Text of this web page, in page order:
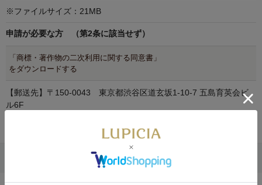
なります。
■第２条（申請が不要の場合）
よる利用内容が、以下の条件にすべてあてはまる場合、個別の利
用許諾なしにこれを認めます。
(１)個人及び同人サークルと呼称して差し支えのない規模の法人
格のない団体が利用する場合（団体登録の有無に限らず、個人や
弊社は直ちに法的措置を行います）
営利を目的としないこと
コンテンツの二次利用により経済的な利益を得ることがない
※ファイルサイズ：21MB
申請が必要な方 （第2条に該当せず）
「商標・著作物の二次利用に関する同意書」
をダウンロードする
【郵送先】〒150-0043 東京都渋谷区道玄坂1-10-7 五島育英会ビ
ル6F